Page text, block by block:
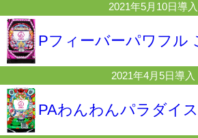
2021年5月10日導入
Pフィーバーパワフル
2021年4月5日導入
PAわんわんパラダイ